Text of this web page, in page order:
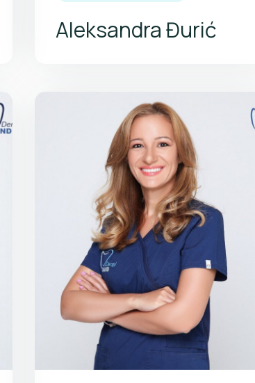
Aleksandra Đurić
Dr Vanja Petković je rođena u Sarajevu
gde je završila osnovnu školu, a potom
i Gimnaziju u Trebinju. Stomatološki
fakultet Univerziteta u Beogradu
završila je 2007. godine. Na istom
fakultetu završava i specijalističke
studije iz oralne hirurgije 2019. godine.
Uspešno završila niz osnovnih i
naprednih kurseva iz oralne
implantologije. U ordinaciji MND dental
radi od 2017. godine.